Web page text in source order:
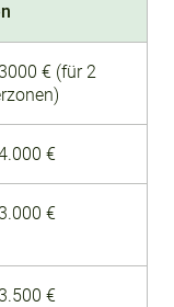
€ (für 2
€
€
€